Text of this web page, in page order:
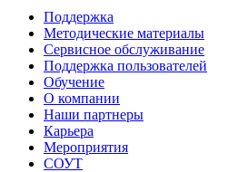
Поддержка
Методические материалы
Сервисное обслуживание
Поддержка пользователей
Обучение
О компании
Наши партнеры
Карьера
Мероприятия
СОУТ